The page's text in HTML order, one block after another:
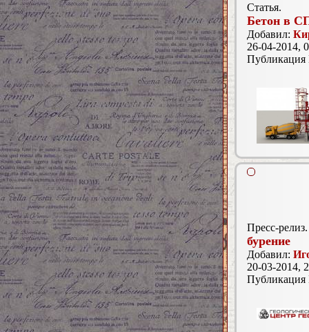
Статья.
Бетон в
Добавил:
26-04-2014,
Пресс-релиз.
бурение
Добавил:
20-03-2014,